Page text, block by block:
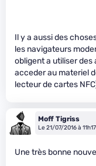
Il y a aussi des
les navigateurs
obligent a utiliser
acceder au materiel
lecteur de cartes
Moff Tigriss
Le 21/07/2016 à 11h17
Une très bonne